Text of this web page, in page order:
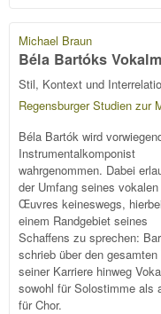
Michael Braun
Béla Bartóks
Stil, Kontext und
Regensburger Studien zur
Béla Bartók wird
Instrumentalkomponist
wahrgenommen. Dabei
der Umfang seines vokalen
Œuvres keineswegs,
einem Randgebiet seines
Schaffens zu sprechen:
schrieb über den gesamten
seiner Karriere hinweg
sowohl für Solostimme als
für Chor.